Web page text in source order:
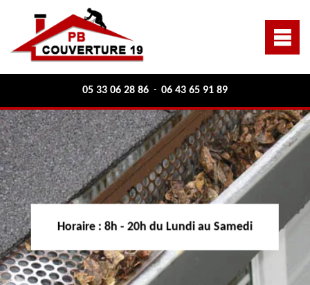
05 33 06 28 86 - 06 43 65 91 89
Horaire : 8h - 20h du Lundi au Samedi